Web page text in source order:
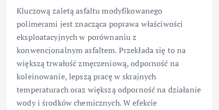
Kluczową zaletą asfaltu modyfikowanego
polimerami jest znacząca poprawa właściwości
eksploatacyjnych w porównaniu z
konwencjonalnym asfaltem. Przekłada się to na
większą trwałość zmęczeniową, odporność na
koleinowanie, lepszą pracę w skrajnych
temperaturach oraz większą odporność na działanie
wody i środków chemicznych. W efekcie